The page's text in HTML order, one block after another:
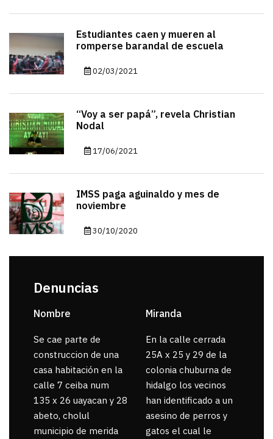
Estudiantes caen y mueren al
romperse barandal de escuela
02/03/2021
“Voy a ser papá”, revela Christian
Nodal
17/06/2021
IMSS paga aguinaldo y mes de
noviembre
30/10/2020
Denuncias
Nombre
Se cae parte de
construccion de una
casa habitación en la
calle 7 ceiba num
135 x 26 uayacan y 28
abeto, cholul
municipio de merida
Miranda
En la calle cerrada
25A x 25 y 29 de la
colonia chuburna de
hidalgo los vecinos
han identificado a un
asesino de perros y
gatos el cual le